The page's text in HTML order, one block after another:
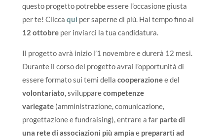
questo progetto potrebbe essere l’occasione giusta
per te! Clicca qui per saperne di più. Hai tempo fino al
12 ottobreper inviarci la tua candidatura.
Il progetto avrà inizio l’1 novembre e durerà 12 mesi.
Durante il corso del progetto avrai l’opportunità di
essere formato sui temi della cooperazionee del
volontariato, svilupparecompetenze
variegate(amministrazione, comunicazione,
progettazione e fundraising), entrare a farparte di
una retedi associazioni più ampia e prepararti ad